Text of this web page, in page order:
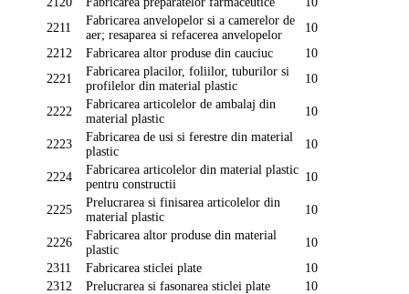
2211
Fabricarea anvelopelor si a camerelor de
aer; resaparea si refacerea anvelopelor
10
2212
Fabricarea altor produse din cauciuc
10
2221
Fabricarea placilor, foliilor, tuburilor si
profilelor din material plastic
10
2222
Fabricarea articolelor de ambalaj din
material plastic
10
2223
Fabricarea de usi si ferestre din material
plastic
10
2224
Fabricarea articolelor din material plastic
pentru constructii
10
2225
Prelucrarea si finisarea articolelor din
material plastic
10
2226
Fabricarea altor produse din material
plastic
10
2311
Fabricarea sticlei plate
10
2312
Prelucrarea si fasonarea sticlei plate
10